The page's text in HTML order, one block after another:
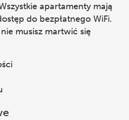
apartamenty mają
do bezpłatnego WiFi.
musisz martwić się